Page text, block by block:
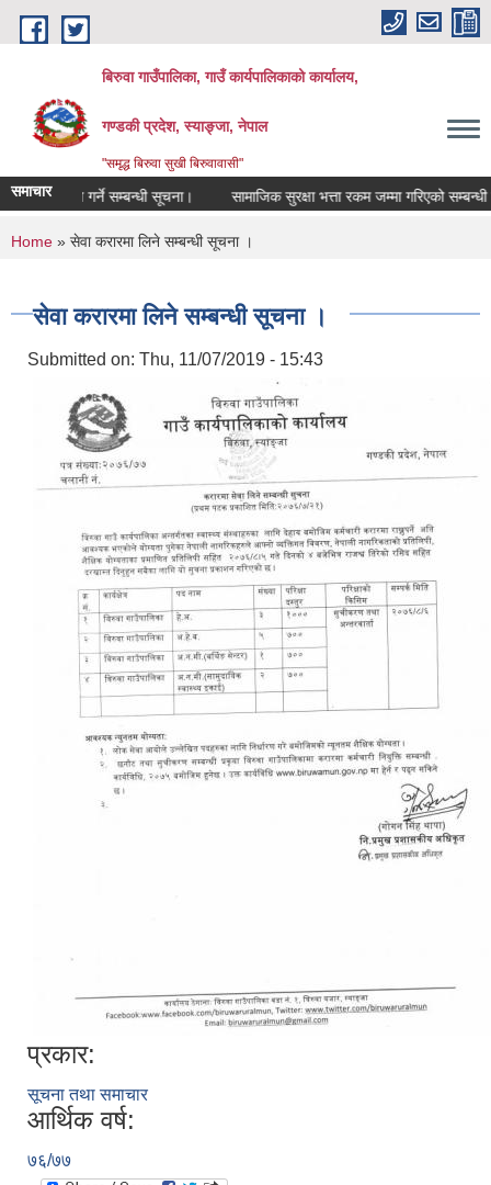
Skip to main content
बिरुवा गाउँपालिका, गाउँ कार्यपालिकाको कार्यालय,
गण्डकी प्रदेश, स्याङ्जा, नेपाल
"समृद्ध बिरुवा सुखी बिरुवावासी"
समाचार
दररेट पेश गर्ने सम्बन्धी सूचना। सामाजिक सुरक्षा भत्ता रकम जम्मा गरिएको सम्बन्धी
You are here
Home » सेवा करारमा लिने सम्बन्धी सूचना ।
सेवा करारमा लिने सम्बन्धी सूचना ।
Submitted on: Thu, 11/07/2019 - 15:43
प्रकार:
सूचना तथा समाचार
आर्थिक वर्ष:
७६/७७